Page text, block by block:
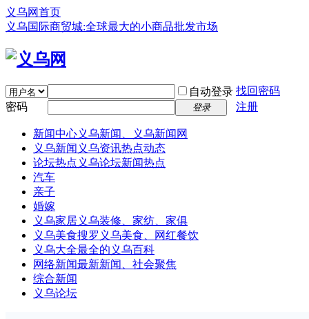
义乌网首页
义乌国际商贸城:全球最大的小商品批发市场
自动登录 找回密码
密码
登录 注册
新闻中心义乌新闻、义乌新闻网
义乌新闻 义乌资讯热点动态
论坛热点 义乌论坛新闻热点
汽车
亲子
婚嫁
义乌家居义乌装修、家纺、家俱
义乌美食搜罗义乌美食、网红餐饮
义乌大全最全的义乌百科
网络新闻最新新闻、社会聚焦
综合新闻
义乌论坛